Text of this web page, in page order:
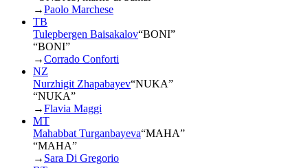
→Paolo Marchese
TB
Tulepbergen Baisakalov“BONI”
“BONI”
→Corrado Conforti
NZ
Nurzhigit Zhapabayev“NUKA”
“NUKA”
→Flavia Maggi
MT
Mahabbat Turganbayeva“MAHA”
“MAHA”
→ Sara Di Gregorio